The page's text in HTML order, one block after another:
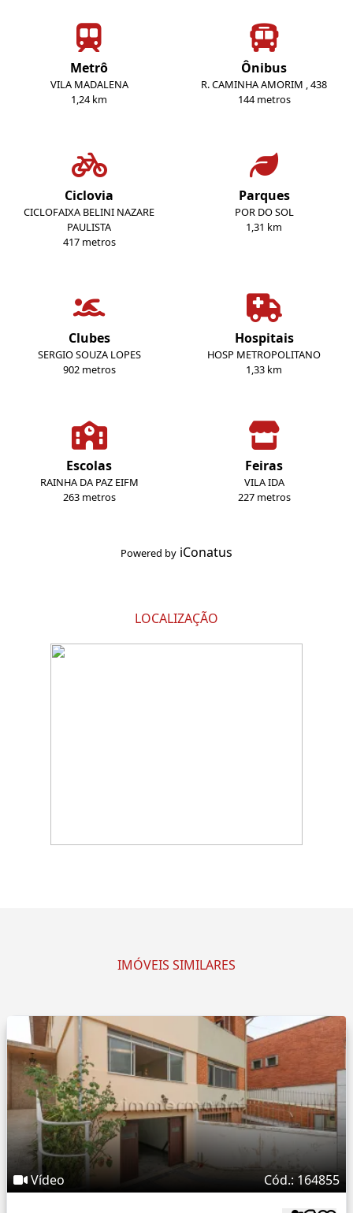
Metrô
VILA MADALENA
1,24 km
Ônibus
R. CAMINHA AMORIM , 438
144 metros
Ciclovia
CICLOFAIXA BELINI NAZARE
PAULISTA
417 metros
Parques
POR DO SOL
1,31 km
Clubes
SERGIO SOUZA LOPES
902 metros
Hospitais
HOSP METROPOLITANO
1,33 km
Escolas
RAINHA DA PAZ EIFM
263 metros
Feiras
VILA IDA
227 metros
Powered by iConatus
LOCALIZAÇÃO
IMÓVEIS SIMILARES
Vídeo Cód.: 164855